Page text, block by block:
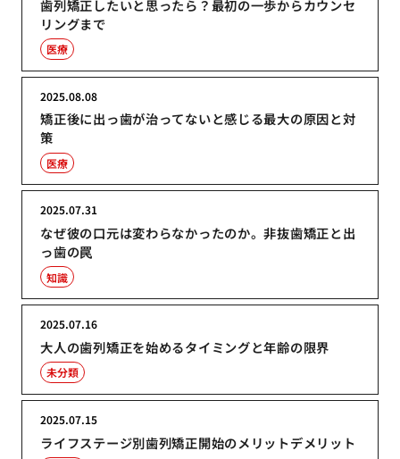
歯列矯正したいと思ったら？最初の一歩からカウンセ
リングまで
医療
矯正後に出っ歯が治ってないと感じる最大の原因と対
策
2025.08.08
医療
なぜ彼の口元は変わらなかったのか。非抜歯矯正と出
っ歯の罠
2025.07.31
知識
大人の歯列矯正を始めるタイミングと年齢の限界
2025.07.16
未分類
ライフステージ別歯列矯正開始のメリットデメリット
2025.07.15